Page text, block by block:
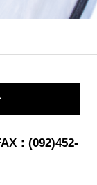
：(092)452-